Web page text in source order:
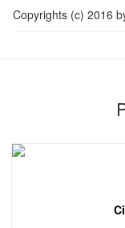
Copyrights (c) 2016